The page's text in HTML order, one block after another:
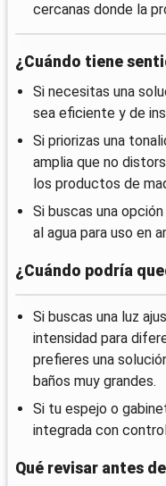
cercanas donde la
¿Cuándo tiene
Si necesitas una
sea eficiente y de
Si priorizas una
amplia que no
los productos de
Si buscas una
al agua para uso en
¿Cuándo podría
Si buscas una luz
intensidad para
prefieres una
baños muy grandes.
Si tu espejo o
integrada con
Qué revisar antes